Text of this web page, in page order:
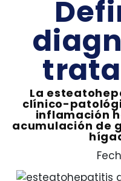
La
clínico-
inflamación
acumulación de